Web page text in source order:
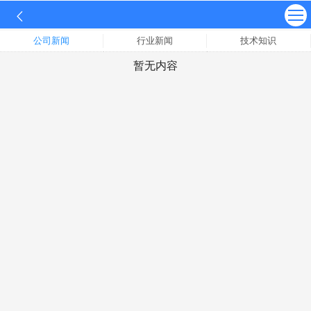
公司新闻 行业新闻 技术知识
暂无内容